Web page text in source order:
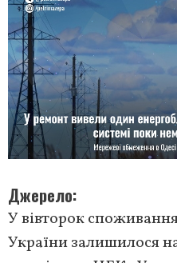
Джерело
У вівторок
України залишилося